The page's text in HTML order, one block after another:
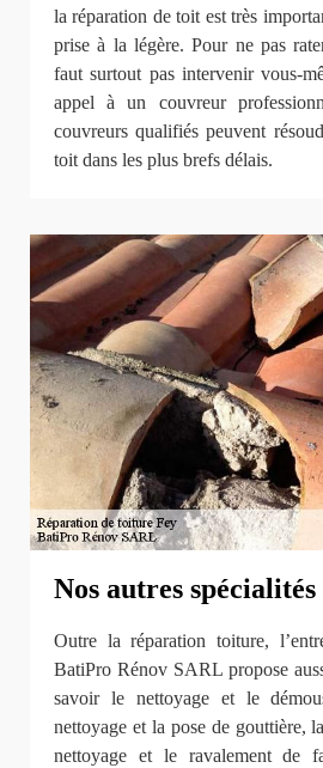
la réparation de toit est très
prise à la légère. Pour ne pas
faut surtout pas intervenir vous-
appel à un couvreur
couvreurs qualifiés peuvent
toit dans les plus brefs délais.
Nos autres spécialités
Outre la réparation toiture,
BatiPro Rénov SARL propose
savoir le nettoyage et le
nettoyage et la pose de gouttière,
nettoyage et le ravalement de